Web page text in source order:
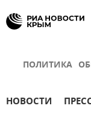
ПОЛИТИКА
НОВОСТИ